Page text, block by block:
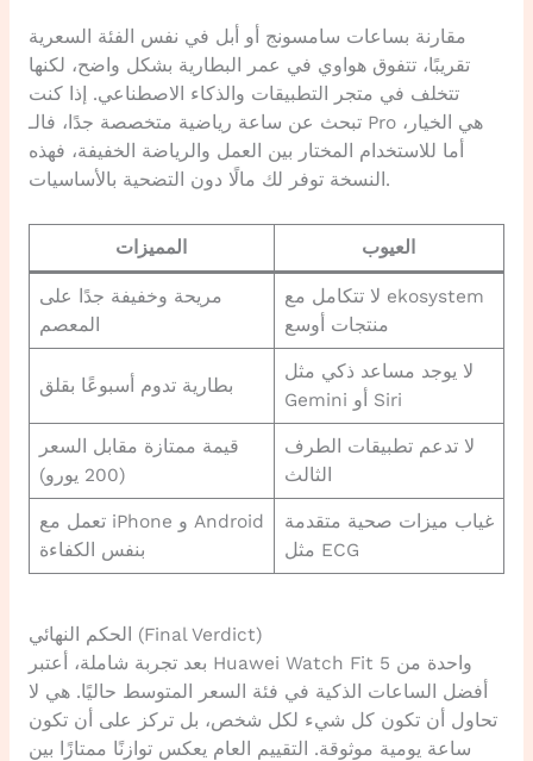
مقارنة بساعات سامسونج أو أبل في نفس الفئة السعرية
تقريبًا، تتفوق هواوي في عمر البطارية بشكل واضح، لكنها
تتخلف في متجر التطبيقات والذكاء الاصطناعي. إذا كنت
تبحث عن ساعة رياضية متخصصة جدًا، فالـ Pro هي الخيار،
أما للاستخدام المختار بين العمل والرياضة الخفيفة، فهذه
النسخة توفر لك مالًا دون التضحية بالأساسيات.
المميزات العيوب
مريحة وخفيفة جدًا على
المعصم
لا تتكامل مع ekosystem
منتجات أوسع
بطارية تدوم أسبوعًا بقلق
لا يوجد مساعد ذكي مثل
Gemini أو Siri
قيمة ممتازة مقابل السعر
(200 يورو)
لا تدعم تطبيقات الطرف
الثالث
تعمل مع iPhone و Android
بنفس الكفاءة
غياب ميزات صحية متقدمة
مثل ECG
الحكم النهائي (Final Verdict)
بعد تجربة شاملة، أعتبر Huawei Watch Fit 5 واحدة من
أفضل الساعات الذكية في فئة السعر المتوسط حاليًا. هي لا
تحاول أن تكون كل شيء لكل شخص، بل تركز على أن تكون
ساعة يومية موثوقة. التقييم العام يعكس توازنًا ممتازًا بين